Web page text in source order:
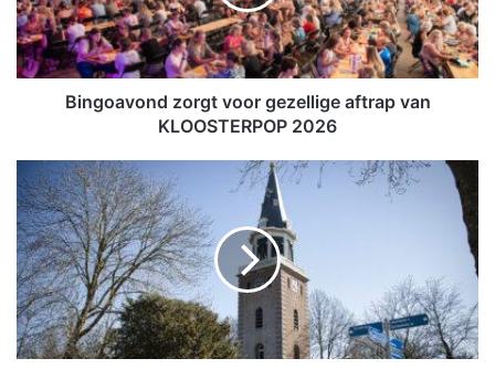
a
v
o
n
r
g
t
v
o
o
r
g
e
Bingoavond zorgt voor gezellige aftrap van
KLOOSTERPOP 2026
K
e
r
k
e
n
o
p
e